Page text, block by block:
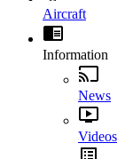
Aircraft
Information
News
Videos